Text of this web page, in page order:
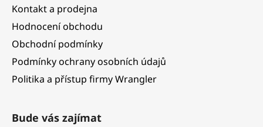
Kontakt a prodejna
Hodnocení obchodu
Obchodní podmínky
Podmínky ochrany osobních údajů
Politika a přístup firmy Wrangler
Bude vás zajímat